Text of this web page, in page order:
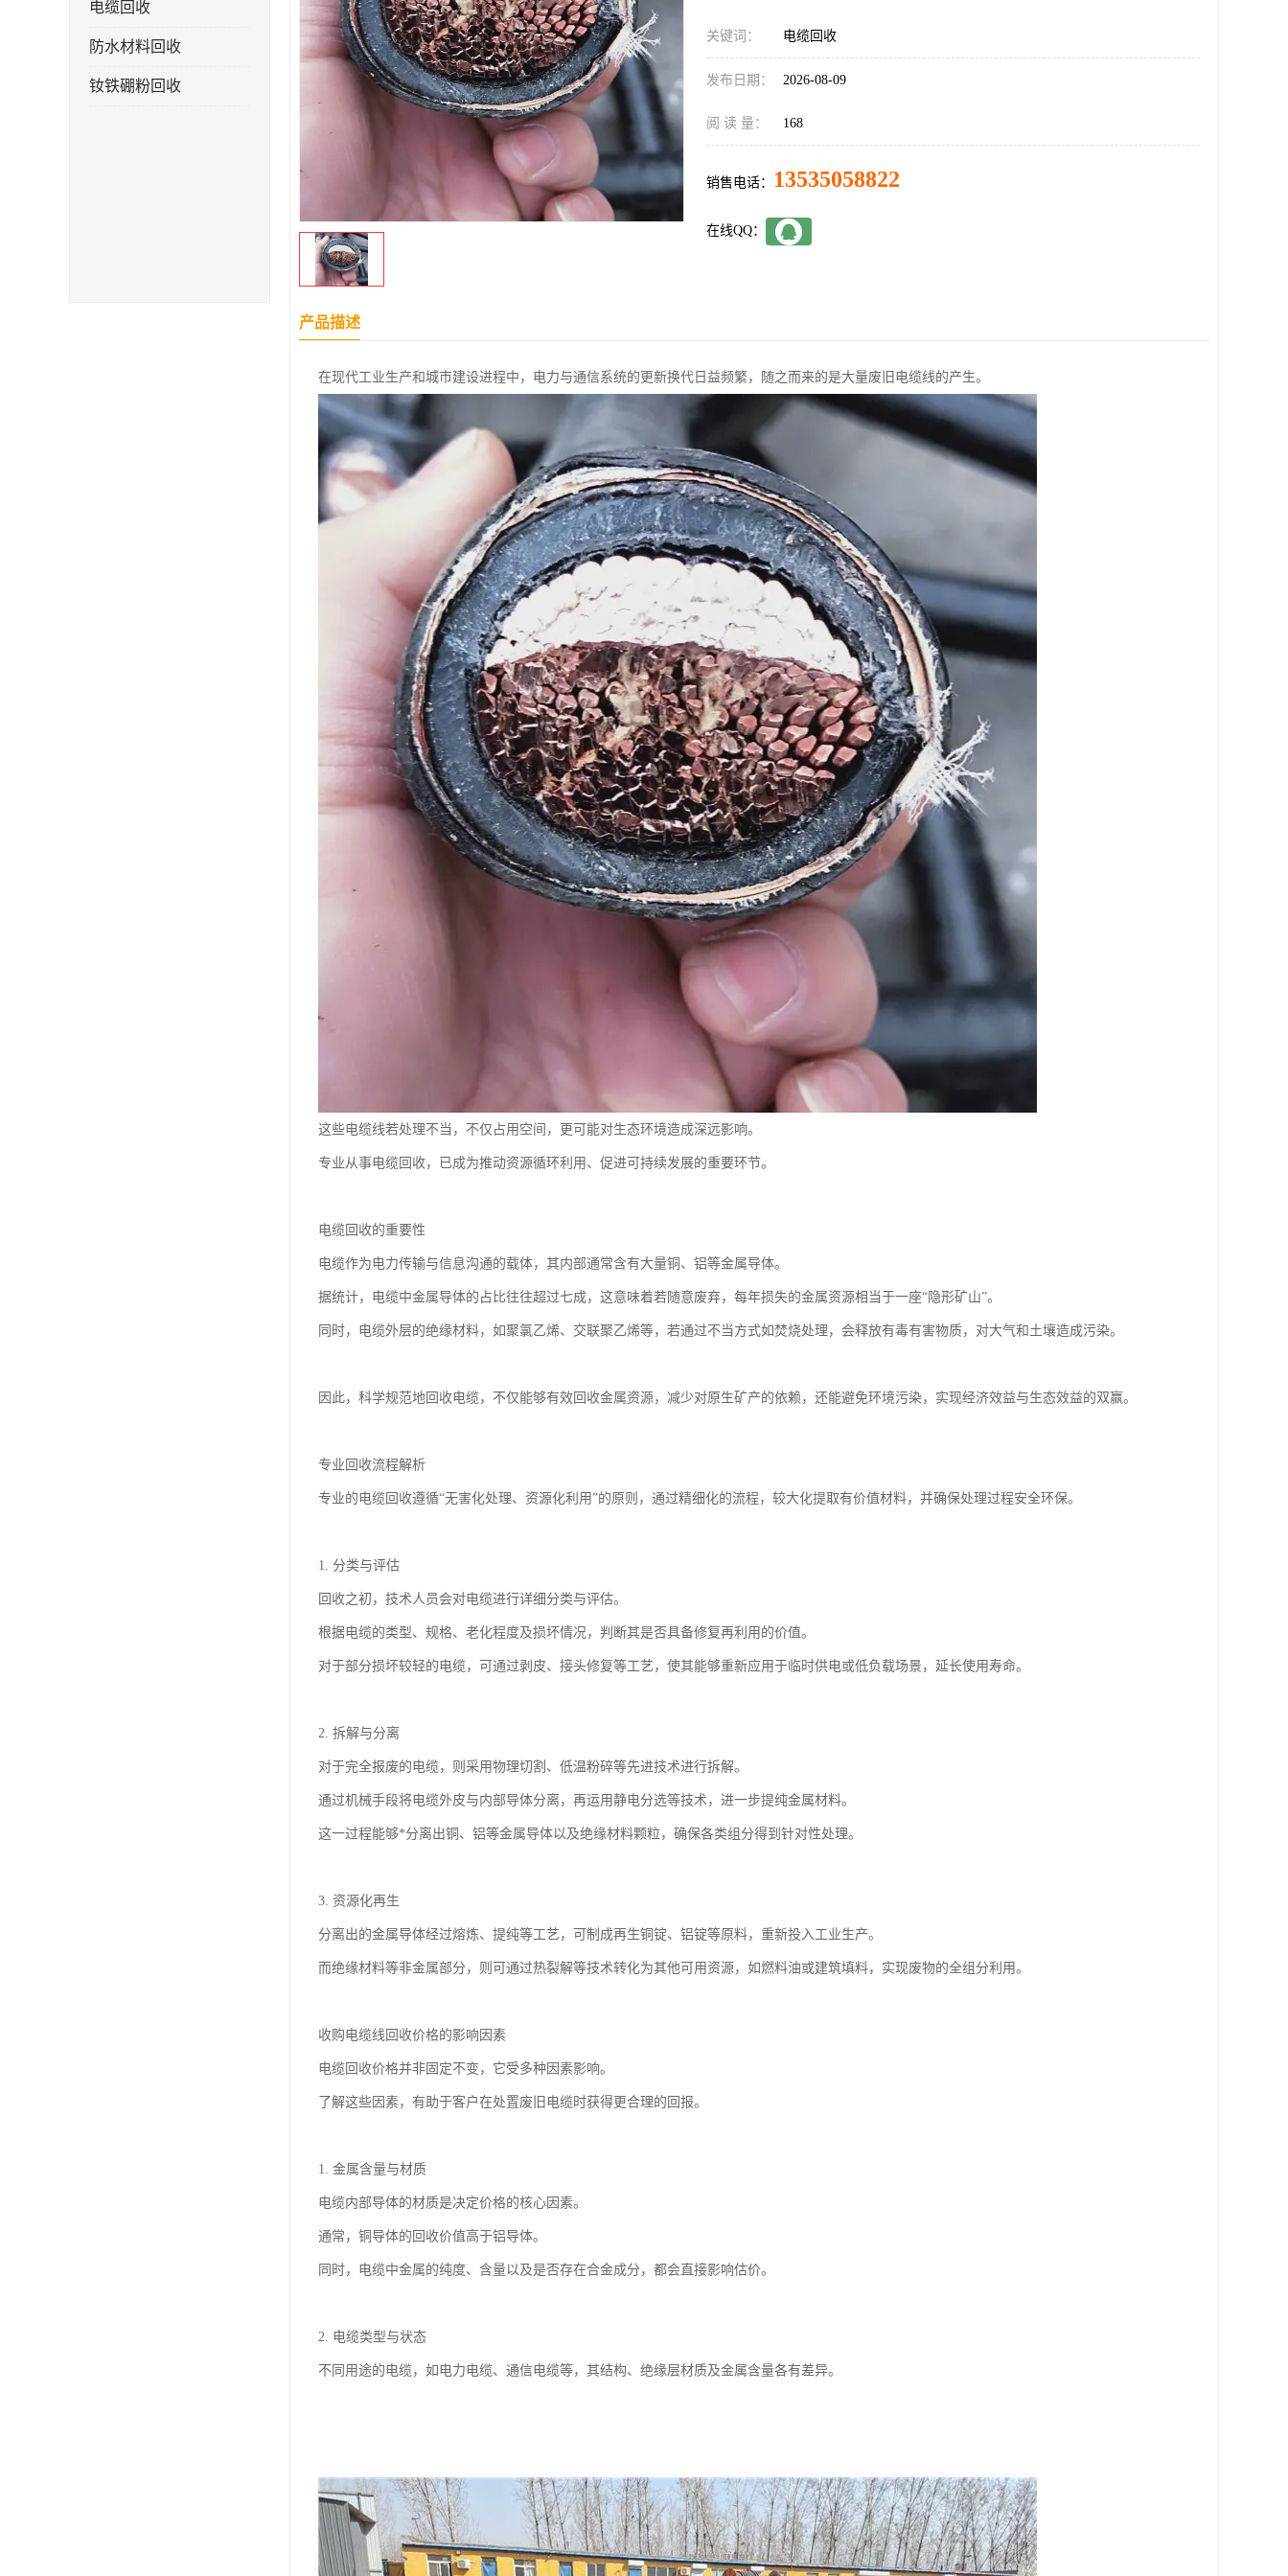
电缆回收
防水材料回收
钕铁硼粉回收
关键词： 电缆回收
发布日期： 2026-08-09
阅 读 量： 168
销售电话： 13535058822
在线QQ：
产品描述
在现代工业生产和城市建设进程中，电力与通信系统的更新换代日益频繁，随之而来的是大量废旧电缆线的产生。
这些电缆线若处理不当，不仅占用空间，更可能对生态环境造成深远影响。
专业从事电缆回收，已成为推动资源循环利用、促进可持续发展的重要环节。
电缆回收的重要性
电缆作为电力传输与信息沟通的载体，其内部通常含有大量铜、铝等金属导体。
据统计，电缆中金属导体的占比往往超过七成，这意味着若随意废弃，每年损失的金属资源相当于一座“隐形矿山”。
同时，电缆外层的绝缘材料，如聚氯乙烯、交联聚乙烯等，若通过不当方式如焚烧处理，会释放有毒有害物质，对大气和土壤造成污染。
因此，科学规范地回收电缆，不仅能够有效回收金属资源，减少对原生矿产的依赖，还能避免环境污染，实现经济效益与生态效益的双赢。
专业回收流程解析
专业的电缆回收遵循“无害化处理、资源化利用”的原则，通过精细化的流程，较大化提取有价值材料，并确保处理过程安全环保。
1. 分类与评估
回收之初，技术人员会对电缆进行详细分类与评估。
根据电缆的类型、规格、老化程度及损坏情况，判断其是否具备修复再利用的价值。
对于部分损坏较轻的电缆，可通过剥皮、接头修复等工艺，使其能够重新应用于临时供电或低负载场景，延长使用寿命。
2. 拆解与分离
对于完全报废的电缆，则采用物理切割、低温粉碎等先进技术进行拆解。
通过机械手段将电缆外皮与内部导体分离，再运用静电分选等技术，进一步提纯金属材料。
这一过程能够*分离出铜、铝等金属导体以及绝缘材料颗粒，确保各类组分得到针对性处理。
3. 资源化再生
分离出的金属导体经过熔炼、提纯等工艺，可制成再生铜锭、铝锭等原料，重新投入工业生产。
而绝缘材料等非金属部分，则可通过热裂解等技术转化为其他可用资源，如燃料油或建筑填料，实现废物的全组分利用。
收购电缆线回收价格的影响因素
电缆回收价格并非固定不变，它受多种因素影响。
了解这些因素，有助于客户在处置废旧电缆时获得更合理的回报。
1. 金属含量与材质
电缆内部导体的材质是决定价格的核心因素。
通常，铜导体的回收价值高于铝导体。
同时，电缆中金属的纯度、含量以及是否存在合金成分，都会直接影响估价。
2. 电缆类型与状态
不同用途的电缆，如电力电缆、通信电缆等，其结构、绝缘层材质及金属含量各有差异。